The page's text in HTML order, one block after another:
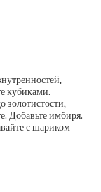
кубиками.
золотистости,
Добавьте имбиря.
с шариком